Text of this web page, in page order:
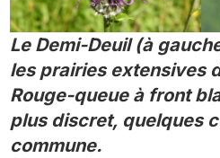
Le Demi-Deuil (à
les prairies extensives
Rouge-queue à front
plus discret, quelques
commune.